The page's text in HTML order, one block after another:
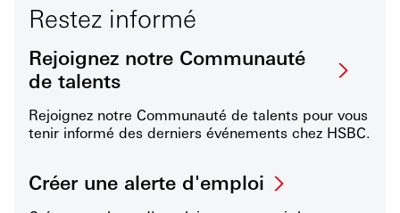
Restez informé
Rejoignez notre Communauté
de talents
Rejoignez notre Communauté de talents pour vous
tenir informé des derniers événements chez HSBC.
Créer une alerte d'emploi